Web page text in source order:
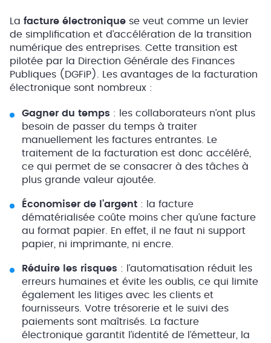
La facture électronique se veut comme un levier
de simplification et d’accélération de la transition
numérique des entreprises. Cette transition est
pilotée par la Direction Générale des Finances
Publiques (DGFiP). Les avantages de la facturation
électronique sont nombreux :
Gagner du temps : les collaborateurs n’ont plus
besoin de passer du temps à traiter
manuellement les factures entrantes. Le
traitement de la facturation est donc accéléré,
ce qui permet de se consacrer à des tâches à
plus grande valeur ajoutée.
Économiser de l’argent : la facture
dématérialisée coûte moins cher qu’une facture
au format papier. En effet, il ne faut ni support
papier, ni imprimante, ni encre.
Réduire les risques : l’automatisation réduit les
erreurs humaines et évite les oublis, ce qui limite
également les litiges avec les clients et
fournisseurs. Votre trésorerie et le suivi des
paiements sont maîtrisés. La facture
électronique garantit l’identité de l’émetteur, la